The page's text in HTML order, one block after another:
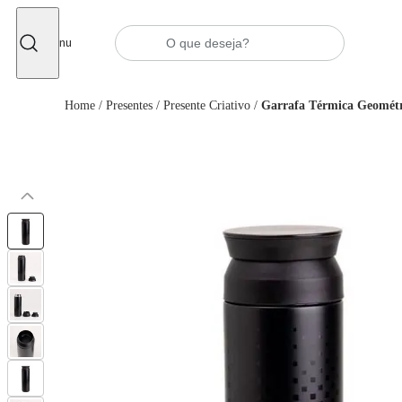
Menu
Home / Presentes / Presente Criativo / Garrafa Térmica